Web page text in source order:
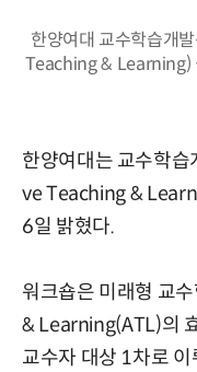
한양여대 교수학습개
Teaching & Learning)
한양여대는 교수학
ve Teaching &
6일 밝혔다.
워크숍은 미래형 교
& Learning(ATL)의
교수자 대상 1차로 이